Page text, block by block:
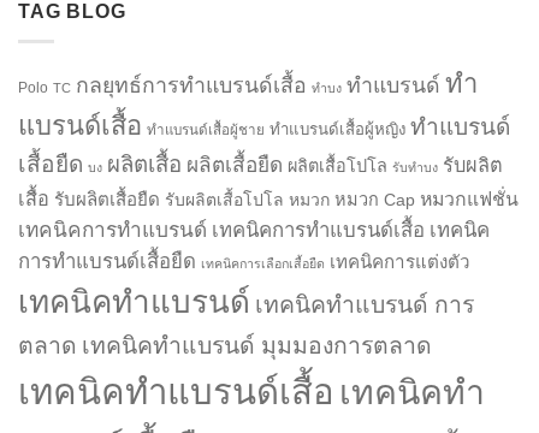
TAG BLOG
Polo TC กลยุทธ์การทำแบรนด์เสื้อ ทำบง ทำแบรนด์ ทำ
แบรนด์เสื้อ ทำแบรนด์เสื้อผู้ชาย ทำแบรนด์เสื้อผู้หญิง ทำแบรนด์
เสื้อยืด บง ผลิตเสื้อ ผลิตเสื้อยืด ผลิตเสื้อโปโล รับทำบง รับผลิต
เสื้อ รับผลิตเสื้อยืด รับผลิตเสื้อโปโล หมวก หมวก Cap หมวกแฟชั่น
เทคนิคการทำแบรนด์ เทคนิคการทำแบรนด์เสื้อ เทคนิค
การทำแบรนด์เสื้อยืด เทคนิคการเลือกเสื้อยืด เทคนิคการแต่งตัว
เทคนิคทำแบรนด์ เทคนิคทำแบรนด์ การ
ตลาด เทคนิคทำแบรนด์ มุมมองการตลาด
เทคนิคทำแบรนด์เสื้อ เทคนิคทำ